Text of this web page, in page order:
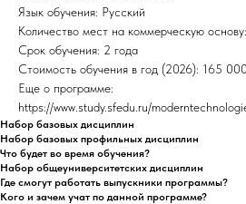
Язык обучения: Русский
Количество мест на коммерческую
Срок обучения: 2 года
Стоимость обучения в год (2026): 165 000
Еще о программе:
https://www.study.sfedu.ru/
Набор базовых дисциплин
Набор базовых профильных дисциплин
Что будет во время обучения?
Набор общеуниверситетских дисциплин
Где смогут работать выпускники программы?
Кого и зачем учат по данной программе?